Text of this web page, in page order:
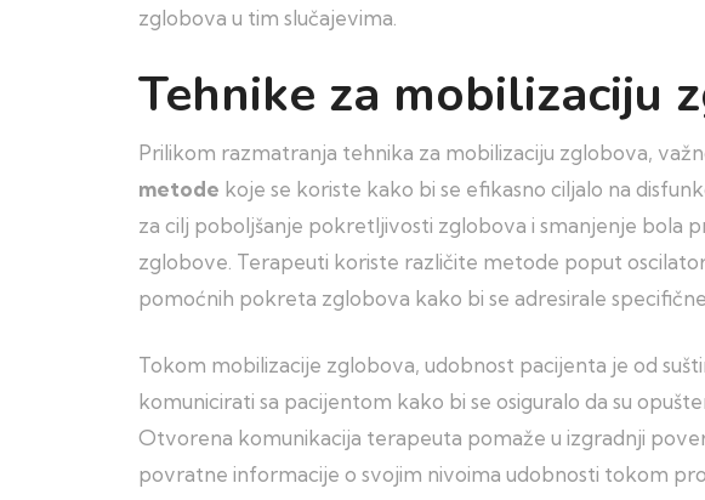
zglobova u tim slučajevima.
Tehnike za mobilizaciju
Prilikom razmatranja tehnika za mobilizaciju zglobova,
metode koje se koriste kako bi se efikasno ciljalo na
za cilj poboljšanje pokretljivosti zglobova i smanjenje bola
zglobove. Terapeuti koriste različite metode poput
pomoćnih pokreta zglobova kako bi se adresirale
Tokom mobilizacije zglobova, udobnost pacijenta je od
komunicirati sa pacijentom kako bi se osiguralo da su
Otvorena komunikacija terapeuta pomaže u izgradnji
povratne informacije o svojim nivoima udobnosti tokom